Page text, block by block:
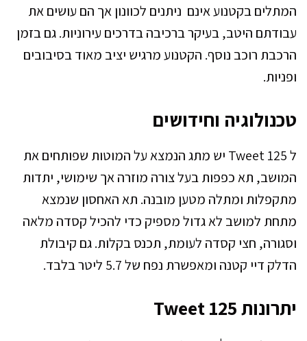
המתלים בקטנוע אינם ניתנים לכוונון אך הם עושים את
עבודתם היטב, בעיקר ברכיבה בדרכים עירוניות. גם בזמן
הרכבת רוכב נוסף. הקטנוע מרגיש יציב מאוד בסיבובים
ופניות.
טכנולוגיה וחידושים
ל Tweet 125 יש מתג הנמצא על המוטות שפותחים את
המושב, תא כפפות בעל צורה מוזרה אך שימושי, יתדות
מתקפלות ומתלה מטען מובנה. תא האחסון שנמצא
מתחת למושב לא גדול מספיק כדי להכיל קסדה מלאה
וסגורה, חצי קסדה לעומת, תכנס בקלות. גם קיבולת
הדלק דיי קטנה ומאפשרת נפח של 5.7 ליטר בלבד.
יתרונות Tweet 125